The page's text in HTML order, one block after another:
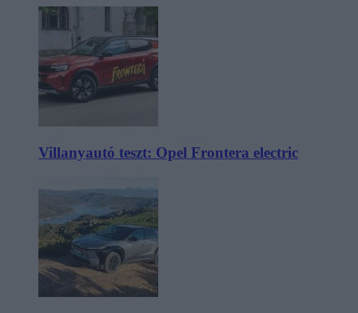
Villanyautó teszt: Opel Frontera electric